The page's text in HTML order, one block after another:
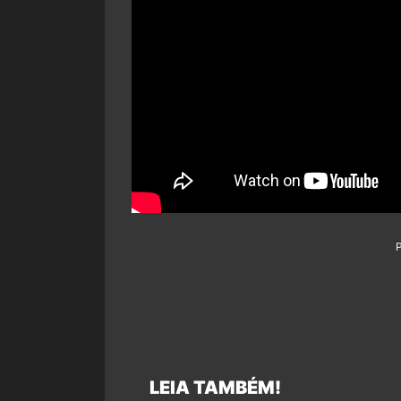
LEIA TAMBÉM!